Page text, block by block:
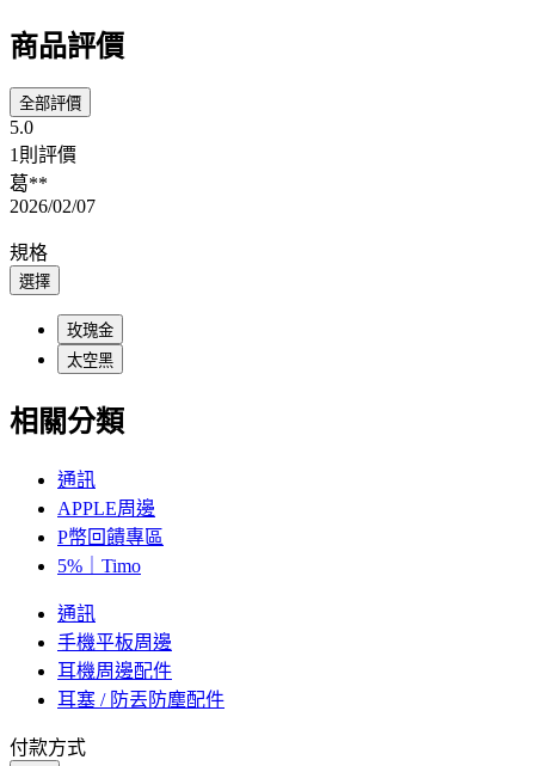
商品評價
全部評價
5.0
1則評價
葛**
2026/02/07
規格
選擇
玫瑰金
太空黑
相關分類
通訊
APPLE周邊
P幣回饋專區
5%｜Timo
通訊
手機平板周邊
耳機周邊配件
耳塞 / 防丟防塵配件
付款方式